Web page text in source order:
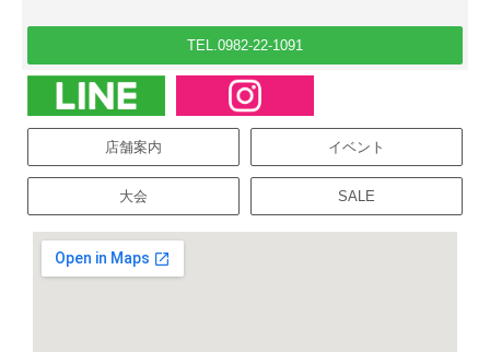
TEL.0982-22-1091
店舗案内 イベント
大会 SALE